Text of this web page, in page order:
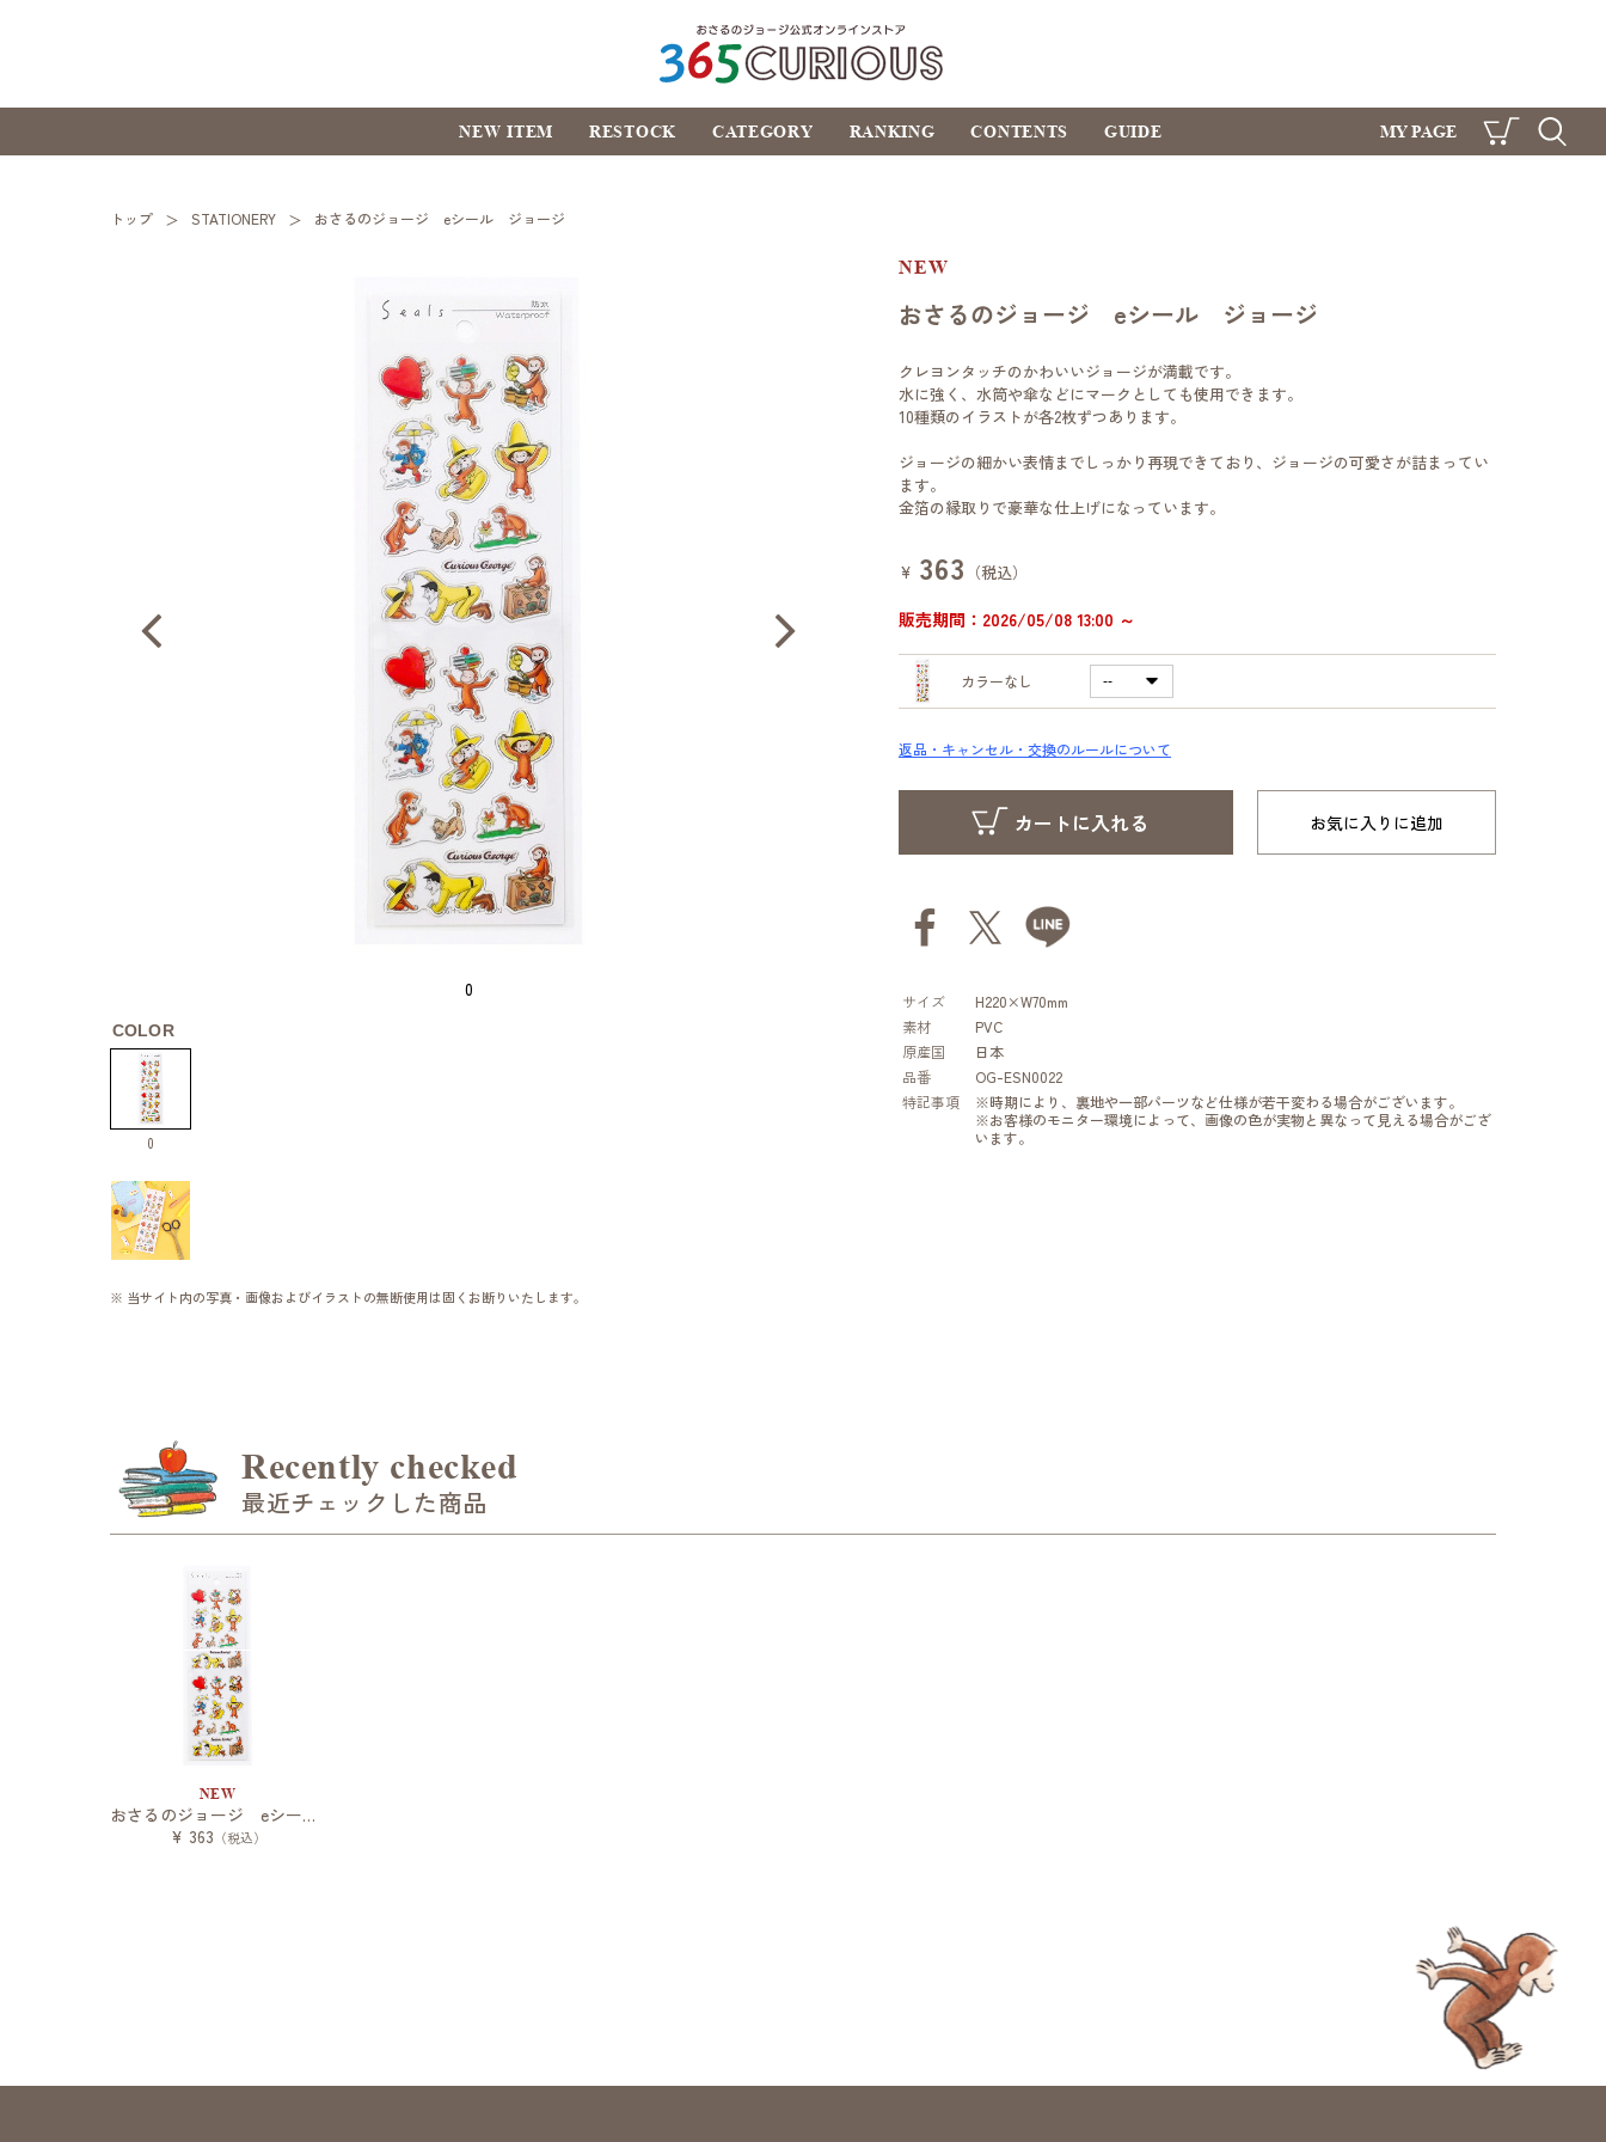
おさるのジョージ公式オ
ンラインストア
NEW ITEM RESTOCK CATEGORY RANKING CONTENTS GUIDE
MY PAGE
CART SEARCH
トップ STATIONERY おさるのジョージ eシール ジョージ
0
COLOR
0
※ 当サイト内の写真・画像およびイラストの無断使用は固くお断りいたします。
NEW
おさるのジョージ eシール ジョージ
クレヨンタッチのかわいいジョージが満載です。
水に強く、水筒や傘などにマークとしても使用できます。
10種類のイラストが各2枚ずつあります。
ジョージの細かい表情までしっかり再現できており、ジョージの可愛さが詰まってい
ます。
金箔の縁取りで豪華な仕上げになっています。
¥ 363 （税込）
販売期間：2026/05/08 13:00 ～
カラーなし
返品・キャンセル・交換のルールについて
お気に入りに追加
サイズ
H220×W70mm
素材
PVC
原産国
日本
品番
OG-ESN0022
特記事項
※時期により、裏地や一部パーツなど仕様が若干変わる場合がございます。
※お客様のモニター環境によって、画像の色が実物と異なって見える場合がござ
います。
Recently checked
最近チェックした商品
NEW
おさるのジョージ eシール ジョージ
¥ 363 （税込）